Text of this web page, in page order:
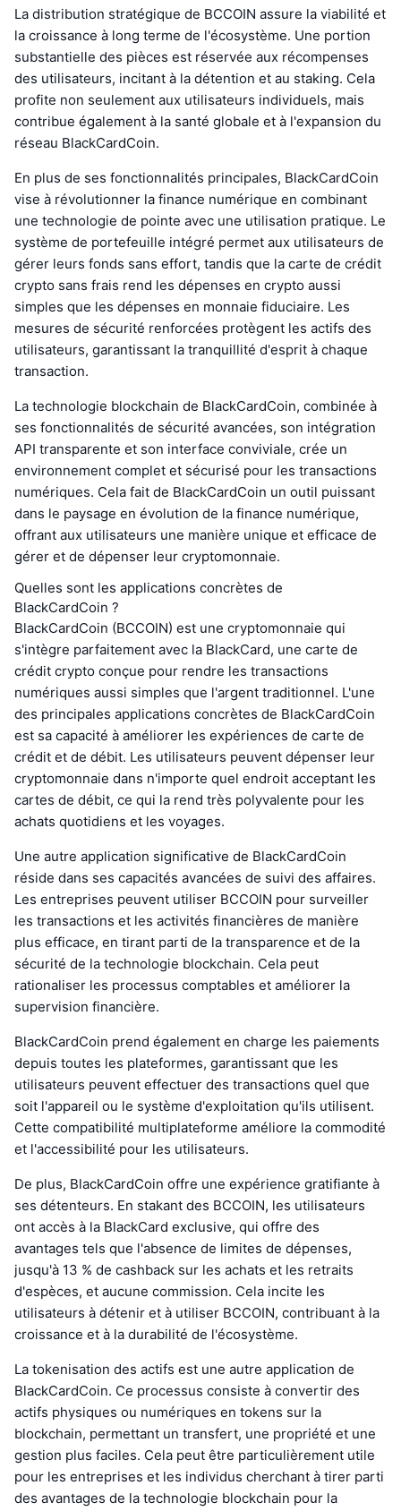
La distribution stratégique de BCCOIN assure la viabilité et
la croissance à long terme de l'écosystème. Une portion
substantielle des pièces est réservée aux récompenses
des utilisateurs, incitant à la détention et au staking. Cela
profite non seulement aux utilisateurs individuels, mais
contribue également à la santé globale et à l'expansion du
réseau BlackCardCoin.
En plus de ses fonctionnalités principales, BlackCardCoin
vise à révolutionner la finance numérique en combinant
une technologie de pointe avec une utilisation pratique. Le
système de portefeuille intégré permet aux utilisateurs de
gérer leurs fonds sans effort, tandis que la carte de crédit
crypto sans frais rend les dépenses en crypto aussi
simples que les dépenses en monnaie fiduciaire. Les
mesures de sécurité renforcées protègent les actifs des
utilisateurs, garantissant la tranquillité d'esprit à chaque
transaction.
La technologie blockchain de BlackCardCoin, combinée à
ses fonctionnalités de sécurité avancées, son intégration
API transparente et son interface conviviale, crée un
environnement complet et sécurisé pour les transactions
numériques. Cela fait de BlackCardCoin un outil puissant
dans le paysage en évolution de la finance numérique,
offrant aux utilisateurs une manière unique et efficace de
gérer et de dépenser leur cryptomonnaie.
Quelles sont les applications concrètes de
BlackCardCoin ?
BlackCardCoin (BCCOIN) est une cryptomonnaie qui
s'intègre parfaitement avec la BlackCard, une carte de
crédit crypto conçue pour rendre les transactions
numériques aussi simples que l'argent traditionnel. L'une
des principales applications concrètes de BlackCardCoin
est sa capacité à améliorer les expériences de carte de
crédit et de débit. Les utilisateurs peuvent dépenser leur
cryptomonnaie dans n'importe quel endroit acceptant les
cartes de débit, ce qui la rend très polyvalente pour les
achats quotidiens et les voyages.
Une autre application significative de BlackCardCoin
réside dans ses capacités avancées de suivi des affaires.
Les entreprises peuvent utiliser BCCOIN pour surveiller
les transactions et les activités financières de manière
plus efficace, en tirant parti de la transparence et de la
sécurité de la technologie blockchain. Cela peut
rationaliser les processus comptables et améliorer la
supervision financière.
BlackCardCoin prend également en charge les paiements
depuis toutes les plateformes, garantissant que les
utilisateurs peuvent effectuer des transactions quel que
soit l'appareil ou le système d'exploitation qu'ils utilisent.
Cette compatibilité multiplateforme améliore la commodité
et l'accessibilité pour les utilisateurs.
De plus, BlackCardCoin offre une expérience gratifiante à
ses détenteurs. En stakant des BCCOIN, les utilisateurs
ont accès à la BlackCard exclusive, qui offre des
avantages tels que l'absence de limites de dépenses,
jusqu'à 13 % de cashback sur les achats et les retraits
d'espèces, et aucune commission. Cela incite les
utilisateurs à détenir et à utiliser BCCOIN, contribuant à la
croissance et à la durabilité de l'écosystème.
La tokenisation des actifs est une autre application de
BlackCardCoin. Ce processus consiste à convertir des
actifs physiques ou numériques en tokens sur la
blockchain, permettant un transfert, une propriété et une
gestion plus faciles. Cela peut être particulièrement utile
pour les entreprises et les individus cherchant à tirer parti
des avantages de la technologie blockchain pour la